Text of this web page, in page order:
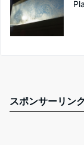
スポンサーリンク